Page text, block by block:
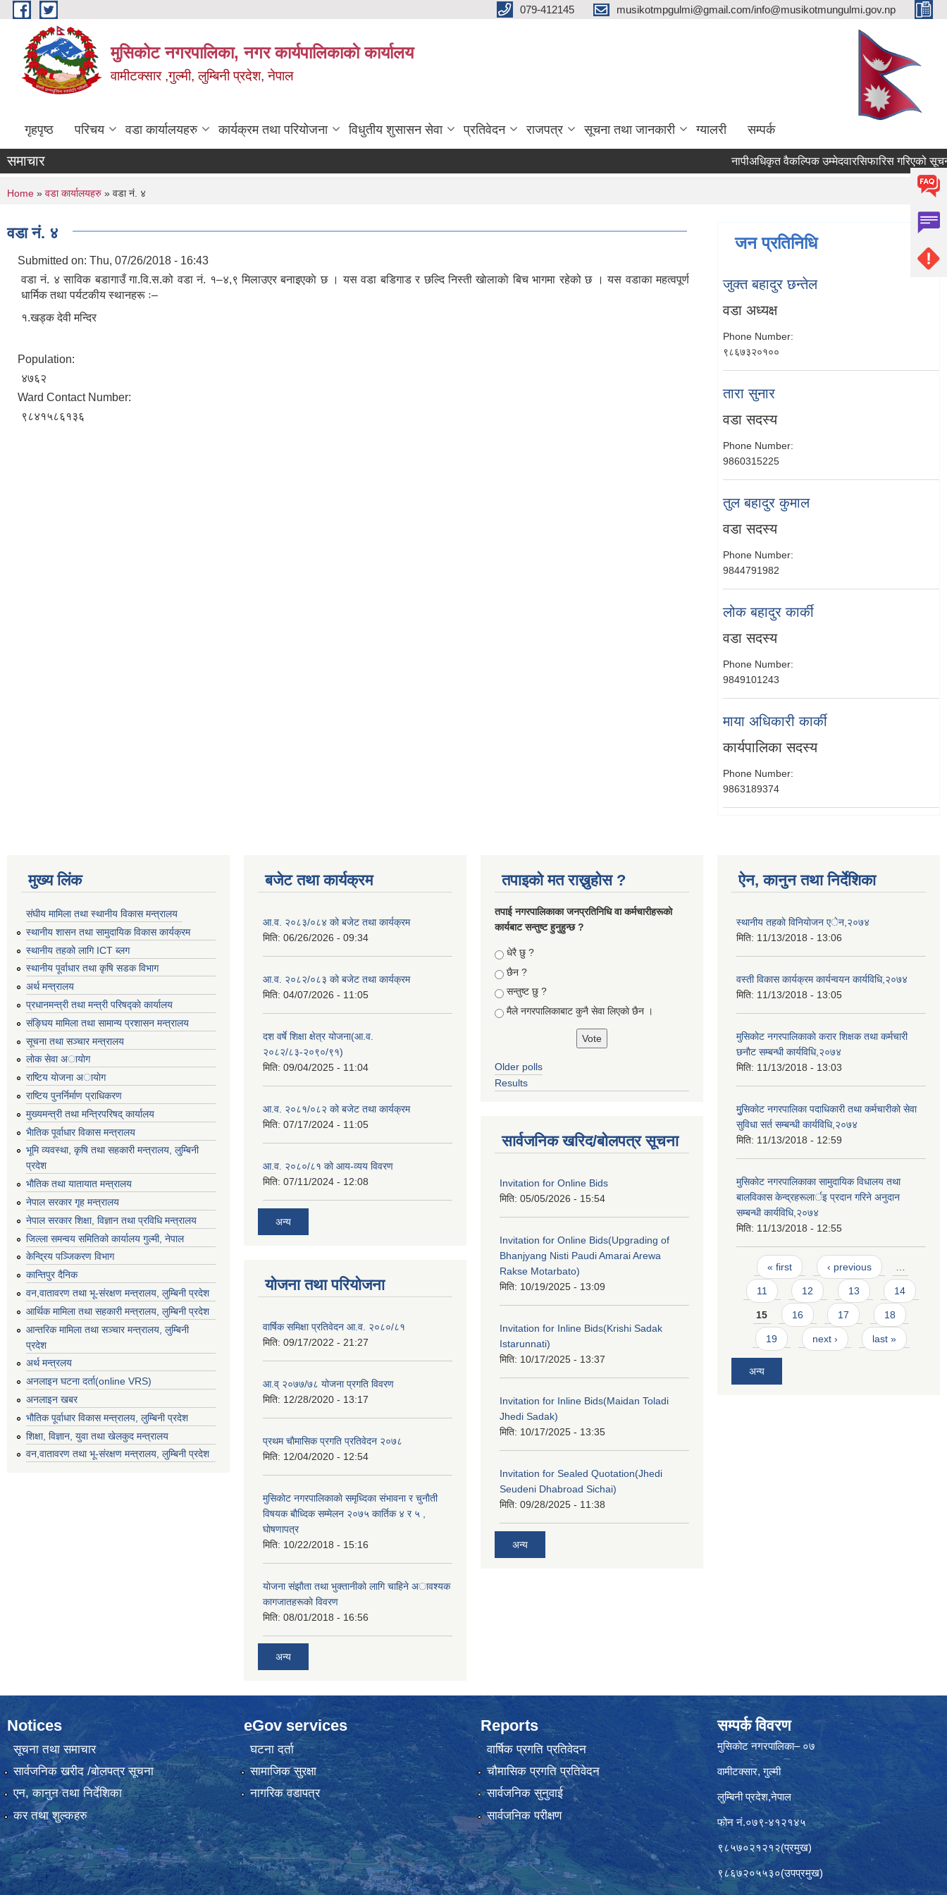
Skip to main content 079-412145 musikotmpgulmi@gmail.com/info@musikotmungulmi.gov.np
मुसिकोट नगरपालिका, नगर कार्यपालिकाकाे कार्यालय
वामीटक्सार ,गुल्मी, लुम्बिनी प्रदेश, नेपाल
गृहपृष्ठ परिचय वडा कार्यालयहरु कार्यक्रम तथा परियोजना विधुतीय शुसासन सेवा प्रतिवेदन राजपत्र सूचना तथा जानकारी ग्यालरी सम्पर्क
समाचार नापीअधिकृत वैकल्पिक उम्मेदवारसिफारिस गरिएको सूचना।
You are here
Home » वडा कार्यालयहरु » वडा नं. ४
वडा नं. ४
Submitted on: Thu, 07/26/2018 - 16:43
वडा नं. ४ साविक बडागाउँ गा.वि.स.को वडा नं. १–४,९ मिलाउएर बनाइएकाे छ । यस वडा बडिगाड र छल्दि निस्ती खाेलाकाे बिच भागमा रहेको छ । यस वडाका महत्वपूर्ण
धार्मिक तथा पर्यटकीय स्थानहरू ः–
१.खड्क देवी मन्दिर
Population:
४७६२
Ward Contact Number:
९८४१५८६१३६
जन प्रतिनिधि
जुक्त बहादुर छन्तेल
वडा अध्यक्ष
Phone Number:
९८६७३२०१००
तारा सुनार
वडा सदस्य
Phone Number:
9860315225
तुल बहादुर कुमाल
वडा सदस्य
Phone Number:
9844791982
लोक बहादुर कार्की
वडा सदस्य
Phone Number:
9849101243
माया अधिकारी कार्की
कार्यपालिका सदस्य
Phone Number:
9863189374
मुख्य लिंक
संघीय मामिला तथा स्थानीय विकास मन्त्रालय
स्थानीय शासन तथा सामुदायिक विकास कार्यक्रम
स्थानीय तहको लागि ICT ब्लग
स्थानीय पूर्वाधार तथा कृषि सडक विभाग
अर्थ मन्त्रालय
प्रधानमन्त्री तथा मन्त्री परिषद्काे कार्यालय
संङ्घिय मामिला तथा सामान्य प्रशासन मन्त्रालय
सूचना तथा सञ्चार मन्त्रालय
लाेक सेवा अायाेग
राष्टिय याेजना अायाेग
राष्टिय पुनर्निर्माण प्राधिकरण
मुख्यमन्त्री तथा मन्त्रिपरिषद् कार्यालय
भैातिक पूर्वाधार विकास मन्त्रालय
भूमि व्यवस्था, कृषि तथा सहकारी मन्त्रालय, लु्म्बिनी
प्रदेश
भाैतिक तथा यातायात मन्त्रालय
नेपाल सरकार गृह मन्त्रालय
नेपाल सरकार शिक्षा, विज्ञान तथा प्रविधि मन्त्रालय
जिल्ला समन्वय समितिको कार्यालय गुल्मी, नेपाल
केन्द्रिय पञ्जिकरण विभाग
कान्तिपुर दैनिक
वन,वातावरण तथा भू-संरक्षण मन्त्रालय, लुम्बिनी प्रदेश
आर्थिक मामिला तथा सहकारी मन्त्रालय, लुम्बिनी प्रदेश
आन्तरिक मामिला तथा सञ्चार मन्त्रालय, लुम्बिनी
प्रदेश
अर्थ मन्त्रलय
अनलाइन घटना दर्ता(online VRS)
अनलाइन खबर
भौतिक पूर्वाधार विकास मन्त्रालय, लुम्बिनी प्रदेश
शिक्षा, विज्ञान, युवा तथा खेलकुद मन्‍‍त्रालय
वन,वातावरण तथा भू-संरक्षण मन्त्रालय, लुम्बिनी प्रदेश
बजेट तथा कार्यक्रम
आ.व. २०८३/०८४ को बजेट तथा कार्यक्रम
मिति: 06/26/2026 - 09:34
आ.व. २०८२/०८३ को बजेट तथा कार्यक्रम
मिति: 04/07/2026 - 11:05
दश वर्षे शिक्षा क्षेत्र योजना(आ.व.
२०८२/८३-२०९०/९१)
मिति: 09/04/2025 - 11:04
आ.व. २०८१/०८२ को बजेट तथा कार्यक्रम
मिति: 07/17/2024 - 11:05
आ.व. २०८०/८१ को आय-व्यय विवरण
मिति: 07/11/2024 - 12:08
अन्य
योजना तथा परियोजना
वार्षिक समिक्षा प्रतिवेदन आ.व. २०८०/८१
मिति: 09/17/2022 - 21:27
आ.व् २०७७/७८ योजना प्रगति विवरण
मिति: 12/28/2020 - 13:17
प्रथम चाैमासिक प्रगति प्रतिवेदन २०७८
मिति: 12/04/2020 - 12:54
मुसिकाेट नगरपालिकाकाे समृध्दिका संभावना र चुनाैती
विषयक बाैध्दिक सम्मेलन २०७५ कार्तिक ४ र ५ ,
घाेषणापत्र
मिति: 10/22/2018 - 15:16
याेजना संझाैता तथा भुक्तानीकाे लागि चाहिने अावश्यक
कागजातहरूकाे विवरण
मिति: 08/01/2018 - 16:56
अन्य
तपाइको मत राख्नुहोस ?
तपा‌ई नगरपालिकाका जनप्रतिनिधि वा कर्मचारीहरूकाे
कार्यबाट सन्तुष्ट हुनुहुन्छ ?
Choices
धेरै छु ?
छैन ?
सन्तुष्ट छु ?
मैले नगरपालिकाबाट कुनै सेवा लिएकाे छैन ।
Older polls
Results
सार्वजनिक खरिद/बोलपत्र सूचना
Invitation for Online Bids
मिति: 05/05/2026 - 15:54
Invitation for Online Bids(Upgrading of
Bhanjyang Nisti Paudi Amarai Arewa
Rakse Motarbato)
मिति: 10/19/2025 - 13:09
Invitation for Inline Bids(Krishi Sadak
Istarunnati)
मिति: 10/17/2025 - 13:37
Invitation for Inline Bids(Maidan Toladi
Jhedi Sadak)
मिति: 10/17/2025 - 13:35
Invitation for Sealed Quotation(Jhedi
Seudeni Dhabroad Sichai)
मिति: 09/28/2025 - 11:38
अन्य
ऐन, कानुन तथा निर्देशिका
स्थानीय तहकाे विनियाेजन एेन,२०७४
मिति: 11/13/2018 - 13:06
वस्ती विकास कार्यक्रम कार्यन्वयन कार्यविधि,२०७४
मिति: 11/13/2018 - 13:05
मुसिकाेट नगरपालिकाकाे करार शिक्षक तथा कर्मचारी
छनाैट सम्बन्धी कार्यविधि,२०७४
मिति: 11/13/2018 - 13:03
मुुसिकाेट नगरपालिका पदाधिकारी तथा कर्मचारीकाे सेवा
सुविधा सर्त सम्बन्धी कार्यविधि,२०७४
मिति: 11/13/2018 - 12:59
मुसिकाेट नगरपालिकाका सामुदायिक विधालय तथा
बालविकास केन्द्रहरूलार्इ प्रदान गरिने अनुदान
सम्बन्धी कार्यविधि,२०७४
मिति: 11/13/2018 - 12:55
Pages
« first ‹ previous
11 12 13 14
15 16 17 18
19 next › last »
अन्य
Notices
सूचना तथा समाचार
सार्वजनिक खरीद /बोलपत्र सूचना
एन, कानुन तथा निर्देशिका
कर तथा शुल्कहरु
eGov services
घटना दर्ता
सामाजिक सुरक्षा
नागरिक वडापत्र
Reports
वार्षिक प्रगति प्रतिवेदन
चौमासिक प्रगति प्रतिवेदन
सार्वजनिक सुनुवाई
सार्वजनिक परीक्षण
सम्पर्क विवरण
मुसिकोट नगरपालिका– ०७
वामीटक्सार, गुल्मी
लुम्बिनी प्रदेश,नेपाल
फोन नं.०७९-४१२१४५
९८५७०२१२१२(प्रमुख)
९८६७२०५५३०(उपप्रमुख)